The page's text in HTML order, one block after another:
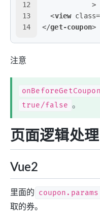
12
13
14
            >
<view class=
</get-coupon>
注意
onBeforeGetCoupon
true/false 。
页面逻辑处理
Vue2
里面的 coupon.params
取的券。